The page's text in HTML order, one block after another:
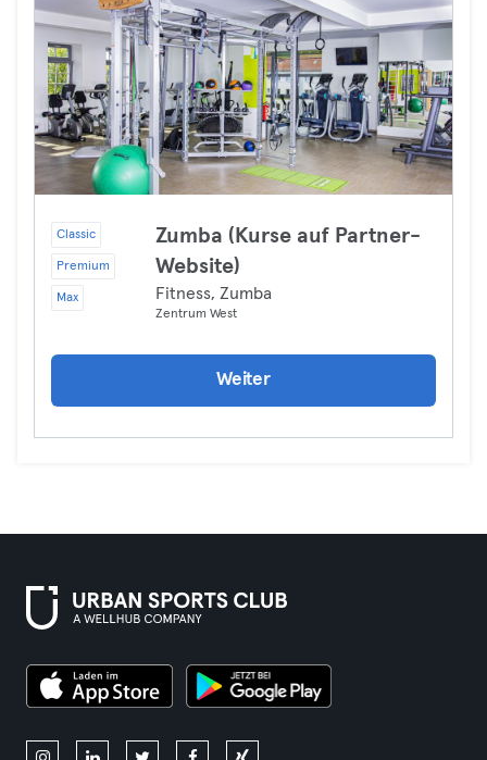
Classic
Premium
Max
Zumba (Kurse auf Partner-
Website)
Fitness, Zumba
Zentrum West
Weiter